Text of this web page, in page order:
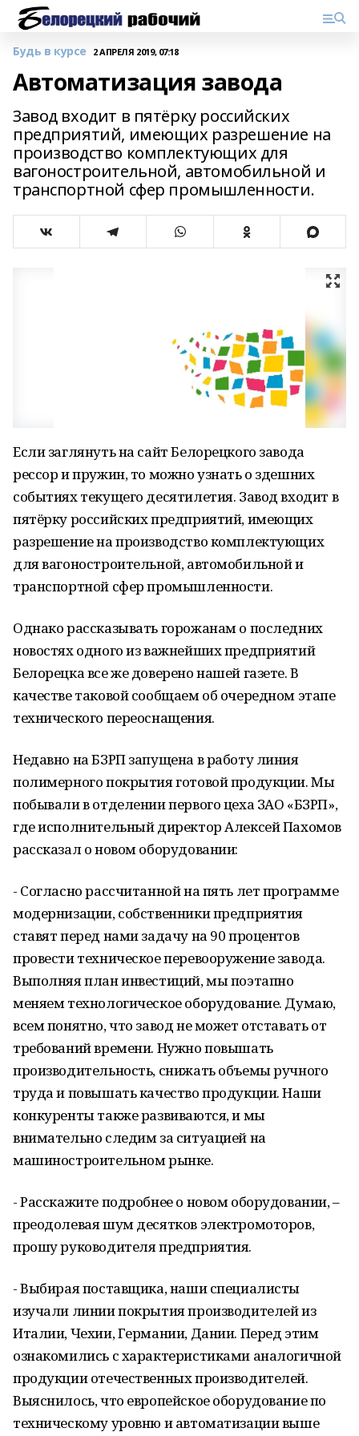
Будь в курсе 2 АПРЕЛЯ 2019, 07:18
Автоматизация завода
Завод входит в пятёрку российских
предприятий, имеющих разрешение на
производство комплектующих для
вагоностроительной, автомобильной и
транспортной сфер промышленности.
Если заглянуть на сайт Белорецкого завода
рессор и пружин, то можно узнать о здешних
событиях текущего десятилетия. Завод входит в
пятёрку российских предприятий, имеющих
разрешение на производство комплектующих
для вагоностроительной, автомобильной и
транспортной сфер промышленности.
Однако рассказывать горожанам о последних
новостях одного из важнейших предприятий
Белорецка все же доверено нашей газете. В
качестве таковой сообщаем об очередном этапе
технического переоснащения.
Недавно на БЗРП запущена в работу линия
полимерного покрытия готовой продукции. Мы
побывали в отделении первого цеха ЗАО «БЗРП»,
где исполнительный директор Алексей Пахомов
рассказал о новом оборудовании:
- Согласно рассчитанной на пять лет программе
модернизации, собственники предприятия
ставят перед нами задачу на 90 процентов
провести техническое перевооружение завода.
Выполняя план инвестиций, мы поэтапно
меняем технологическое оборудование. Думаю,
всем понятно, что завод не может отставать от
требований времени. Нужно повышать
производительность, снижать объемы ручного
труда и повышать качество продукции. Наши
конкуренты также развиваются, и мы
внимательно следим за ситуацией на
машиностроительном рынке.
- Расскажите подробнее о новом оборудовании, –
преодолевая шум десятков электромоторов,
прошу руководителя предприятия.
- Выбирая поставщика, наши специалисты
изучали линии покрытия производителей из
Италии, Чехии, Германии, Дании. Перед этим
ознакомились с характеристиками аналогичной
продукции отечественных производителей.
Выяснилось, что европейское оборудование по
техническому уровню и автоматизации выше